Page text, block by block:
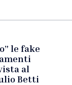
le fake
al
Betti